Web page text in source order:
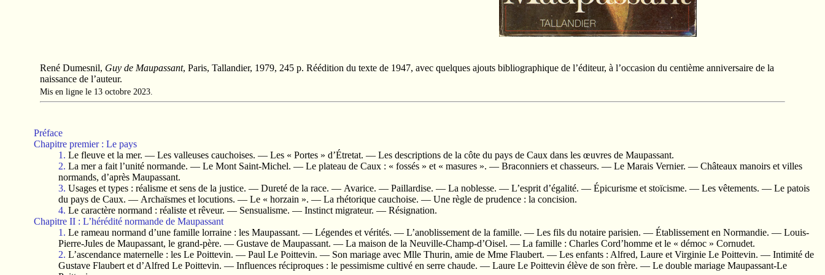
René Dumesnil, Guy de Maupassant, Paris, Tallandier, 1979, 245 p. Réédition du texte de 1947, avec quelques ajouts bibliographique de l’éditeur, à l’occasion du centième anniversaire de la
naissance de l’auteur.
Mis en ligne le 13 octobre 2023.
Préface
Chapitre premier : Le pays
1. Le fleuve et la mer. — Les valleuses cauchoises. — Les « Portes » d’Étretat. — Les descriptions de la côte du pays de Caux dans les œuvres de Maupassant.
2. La mer a fait l’unité normande. — Le Mont Saint-Michel. — Le plateau de Caux : « fossés » et « masures ». — Braconniers et chasseurs. — Le Marais Vernier. — Châteaux manoirs et villes
normands, d’après Maupassant.
3. Usages et types : réalisme et sens de la justice. — Dureté de la race. — Avarice. — Paillardise. — La noblesse. — L’esprit d’égalité. — Épicurisme et stoïcisme. — Les vêtements. — Le patois
du pays de Caux. — Archaïsmes et locutions. — Le « horzain ». — La rhétorique cauchoise. — Une règle de prudence : la concision.
4. Le caractère normand : réaliste et rêveur. — Sensualisme. — Instinct migrateur. — Résignation.
Chapitre II : L’hérédité normande de Maupassant
1. Le rameau normand d’une famille lorraine : les Maupassant. — Légendes et vérités. — L’anoblissement de la famille. — Les fils du notaire parisien. — Établissement en Normandie. — Louis-
Pierre-Jules de Maupassant, le grand-père. — Gustave de Maupassant. — La maison de la Neuville-Champ-d’Oisel. — La famille : Charles Cord’homme et le « démoc » Cornudet.
2. L’ascendance maternelle : les Le Poittevin. — Paul Le Poittevin. — Son mariage avec Mlle Thurin, amie de Mme Flaubert. — Les enfants : Alfred, Laure et Virginie Le Poittevin. — Intimité de
Gustave Flaubert et d’Alfred Le Poittevin. — Influences réciproques : le pessimisme cultivé en serre chaude. — Laure Le Poittevin élève de son frère. — Le double mariage Maupassant-Le